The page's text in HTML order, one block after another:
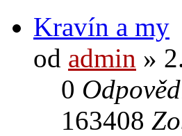
Kravín a my
od admin »
0
163408